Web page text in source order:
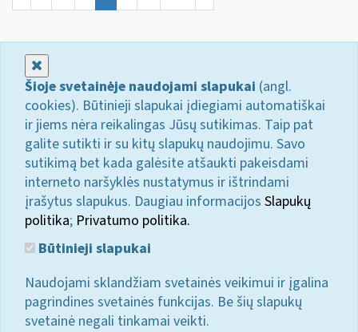
Šioje svetainėje naudojami slapukai (angl.
cookies). Būtinieji slapukai įdiegiami automatiškai
ir jiems nėra reikalingas Jūsų sutikimas. Taip pat
galite sutikti ir su kitų slapukų naudojimu. Savo
sutikimą bet kada galėsite atšaukti pakeisdami
interneto naršyklės nustatymus ir ištrindami
įrašytus slapukus. Daugiau informacijos Slapukų
politika; Privatumo politika.
Būtinieji slapukai
Naudojami sklandžiam svetainės veikimui ir įgalina
pagrindines svetainės funkcijas. Be šių slapukų
svetainė negali tinkamai veikti.